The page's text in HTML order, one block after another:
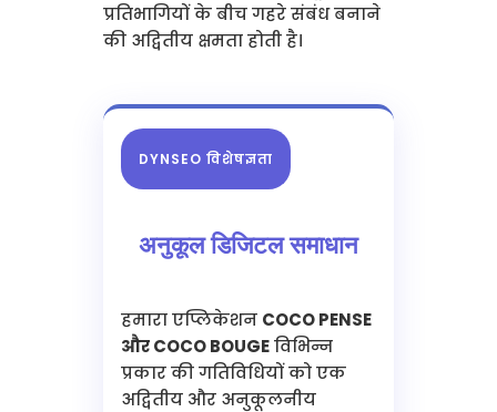
प्रतिभागियों के बीच गहरे संबंध बनाने
की अद्वितीय क्षमता होती है।
DYNSEO विशेषज्ञता
अनुकूल डिजिटल समाधान
हमारा एप्लिकेशन COCO PENSE
और COCO BOUGEविभिन्न
प्रकार की गतिविधियों को एक
अद्वितीय और अनुकूलनीय